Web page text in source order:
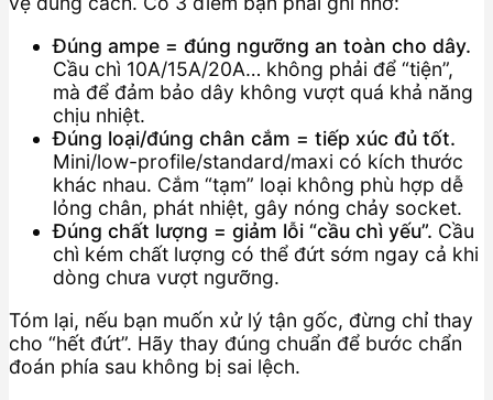
Đúng ampe = đúng ngưỡng an toàn cho dây.
Cầu chì 10A/15A/20A… không phải để “tiện”,
mà để đảm bảo dây không vượt quá khả năng
chịu nhiệt.
Đúng loại/đúng chân cắm = tiếp xúc đủ tốt.
Mini/low-profile/standard/maxi có kích thước
khác nhau. Cắm “tạm” loại không phù hợp dễ
lỏng chân, phát nhiệt, gây nóng chảy socket.
Đúng chất lượng = giảm lỗi “cầu chì yếu”. Cầu
chì kém chất lượng có thể đứt sớm ngay cả khi
dòng chưa vượt ngưỡng.
Tóm lại, nếu bạn muốn xử lý tận gốc, đừng chỉ thay
cho “hết đứt”. Hãy thay đúng chuẩn để bước chẩn
đoán phía sau không bị sai lệch.